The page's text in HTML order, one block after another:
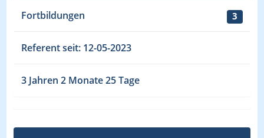
Fortbildungen 3
Referent seit: 12-05-2023
3 Jahren 2 Monate 25 Tage